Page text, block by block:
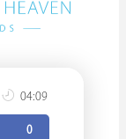
04:09
0